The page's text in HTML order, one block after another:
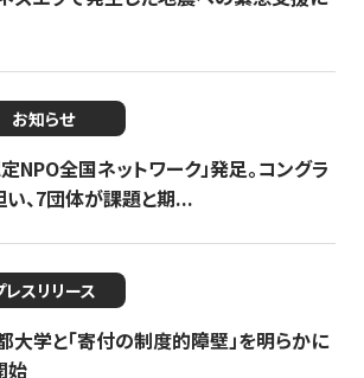
お知らせ
NPO全国ネットワーク」発足。コングラ
、7団体が課題と期...
レスリリース
大学と「寄付の制度的障壁」を明らかに
始